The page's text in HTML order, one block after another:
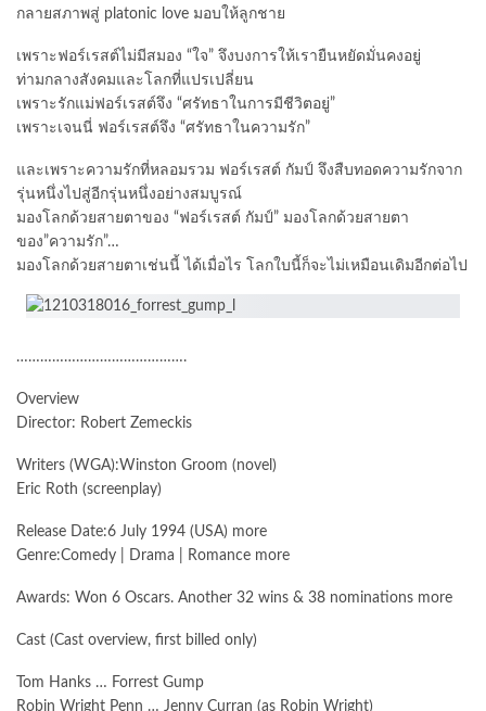
กลายสภาพสู่ platonic love มอบให้ลูกชาย
เพราะฟอร์เรสต์ไม่มีสมอง “ใจ” จึงบงการให้เรายืนหยัดมั่นคงอยู่
ท่ามกลางสังคมและโลกที่แปรเปลี่ยน
เพราะรักแม่ฟอร์เรสต์จึง “ศรัทธาในการมีชีวิตอยู่”
เพราะเจนนี่ ฟอร์เรสต์จึง “ศรัทธาในความรัก”
และเพราะความรักที่หลอมรวม ฟอร์เรสต์ กัมป์ จึงสืบทอดความรักจาก
รุ่นหนึ่งไปสู่อีกรุ่นหนึ่งอย่างสมบูรณ์
มองโลกด้วยสายตาของ “ฟอร์เรสต์ กัมป์” มองโลกด้วยสายตา
ของ”ความรัก”…
มองโลกด้วยสายตาเช่นนี้ ได้เมื่อไร โลกใบนี้ก็จะไม่เหมือนเดิมอีกต่อไป
…………………………………….
Overview
Director: Robert Zemeckis
Writers (WGA):Winston Groom (novel)
Eric Roth (screenplay)
Release Date:6 July 1994 (USA) more
Genre:Comedy | Drama | Romance more
Awards: Won 6 Oscars. Another 32 wins & 38 nominations more
Cast (Cast overview, first billed only)
Tom Hanks … Forrest Gump
Robin Wright Penn … Jenny Curran (as Robin Wright)